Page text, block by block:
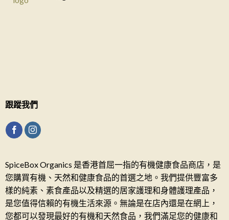
跟蹤我們
SpiceBox Organics 是香港首屈一指的有機健康食品商店，是
您購買有機、天然和健康食品的首選之地。我們提供豐富多
樣的純素、素食產品以及精選的居家護理和身體護理產品，
是您值得信賴的有機生活來源。無論是在店內還是在網上，
您都可以發現最好的有機和天然食品，我們滿足您的健康和